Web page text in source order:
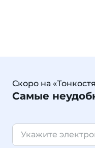
Скоро на
Самые